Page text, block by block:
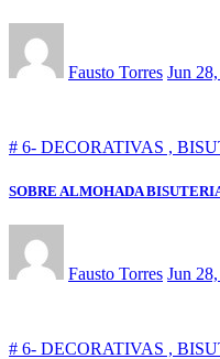
Fausto Torres Jun
# 6- DECORATIVAS ,
SOBRE ALMOHADA
Fausto Torres Jun
# 6- DECORATIVAS ,